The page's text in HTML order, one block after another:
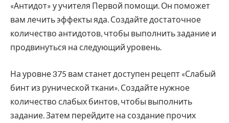
«Антидот» у учителя Первой помощи. Он поможет
вам лечить эффекты яда. Создайте достаточное
количество антидотов, чтобы выполнить задание и
продвинуться на следующий уровень.
На уровне 375 вам станет доступен рецепт «Слабый
бинт из рунической ткани». Создайте нужное
количество слабых бинтов, чтобы выполнить
задание. Затем перейдите на создание прочих